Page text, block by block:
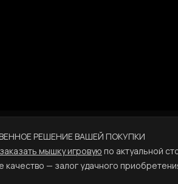
РЕШЕНИЕ ВАШЕЙ ПОКУПКИ
заказать мышку игровую по актуальной
качество — залог удачного